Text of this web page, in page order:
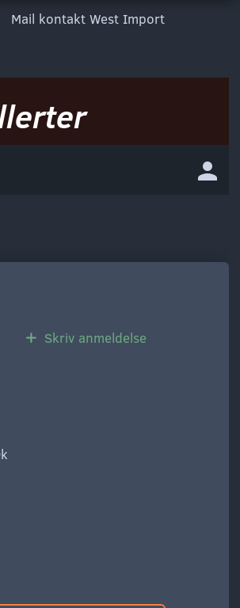
Mail kontakt West Import
Skriv anmeldelse